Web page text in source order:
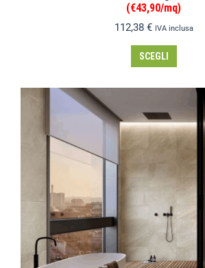
(€43,90/mq)
112,38 € IVA inclusa
SCEGLI